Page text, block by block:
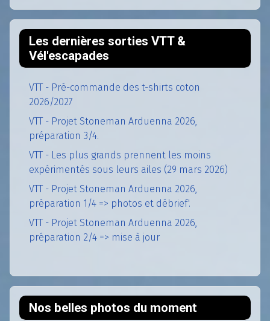
Les dernières sorties VTT &
Vél'escapades
VTT - Pré-commande des t-shirts coton
2026/2027
VTT - Projet Stoneman Arduenna 2026,
préparation 3/4.
VTT - Les plus grands prennent les moins
expérimentés sous leurs ailes (29 mars 2026)
VTT - Projet Stoneman Arduenna 2026,
préparation 1/4 => photos et débrief'.
VTT - Projet Stoneman Arduenna 2026,
préparation 2/4 => mise à jour
Nos belles photos du moment